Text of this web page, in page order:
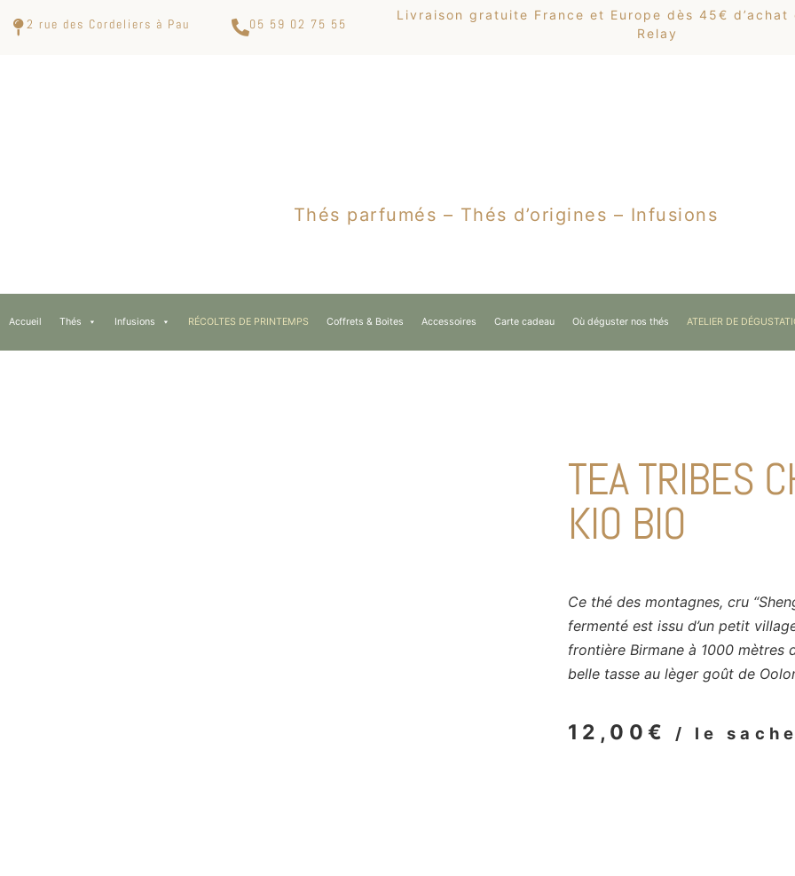
2 rue des Cordeliers à Pau 05 59 02 75 55
Livraison gratuite France et Europe dès 45€
Relay
Thés parfumés – Thés d’origines – Infusions
Accueil Thés Infusions RÉCOLTES DE PRINTEMPS Coffrets & Boites Accessoires Carte cadeau Où déguster nos thés ATELIER DE
TEA TRIBES
KIO BIO
Ce thé des montagnes, cru
fermenté est issu d’un petit
frontière Birmane à 1000 mètres
belle tasse au lèger goût de
12,00 € / le